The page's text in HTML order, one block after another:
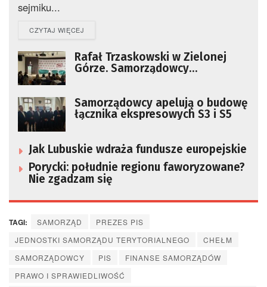
sejmiku...
CZYTAJ WIĘCEJ
Rafał Trzaskowski w Zielonej
Górze. Samorządowcy
Samorządowcy apelują o budowę
łącznika ekspresowych S3 i S5
Jak Lubuskie wdraża fundusze europejskie
Porycki: południe regionu faworyzowane?
Nie zgadzam się
TAGI: SAMORZĄD
PREZES PIS
JEDNOSTKI SAMORZĄDU TERYTORIALNEGO
CHEŁM
SAMORZĄDOWCY
PIS
FINANSE SAMORZĄDÓW
PRAWO I SPRAWIEDLIWOŚĆ